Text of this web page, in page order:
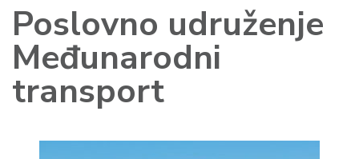
Poslovno udruženje
Međunarodni
transport